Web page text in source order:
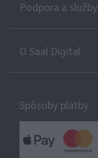
Podpora a služby
O Saal Digital
Spôsoby platby